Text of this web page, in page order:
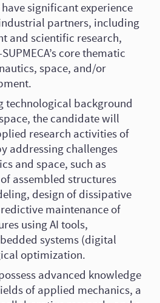
significant experience
partners, including
and scientific research,
core thematic
space, and/or
technological background
the candidate will
research activities of
addressing challenges
and space, such as
assembled structures
design of dissipative
maintenance of
using AI tools,
systems (digital
optimization.
advanced knowledge
of applied mechanics, a